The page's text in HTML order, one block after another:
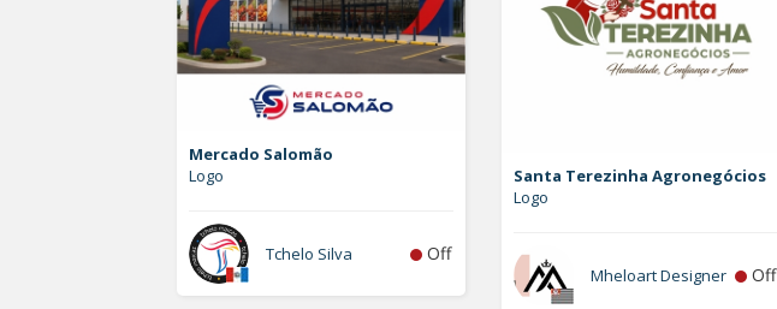
Mercado Salomão
Logo
Tchelo Silva Off
Santa Terezinha Agronegócios
Logo
Mheloart Designer Off